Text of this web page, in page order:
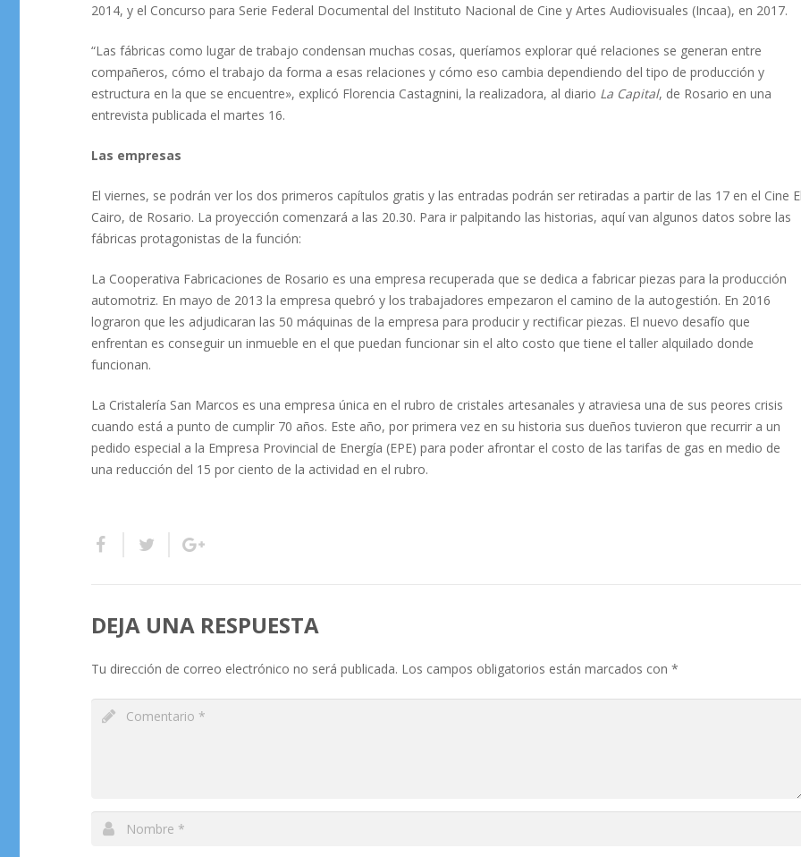
2014, y el Concurso para Serie Federal Documental del Instituto Nacional de Cine y Artes Audiovisuales (Incaa), en 2017.
“Las fábricas como lugar de trabajo condensan muchas cosas, queríamos explorar qué relaciones se generan entre
compañeros, cómo el trabajo da forma a esas relaciones y cómo eso cambia dependiendo del tipo de producción y
estructura en la que se encuentre», explicó Florencia Castagnini, la realizadora, al diario La Capital, de Rosario en una
entrevista publicada el martes 16.
Las empresas
El viernes, se podrán ver los dos primeros capítulos gratis y las entradas podrán ser retiradas a partir de las 17 en el Cine
Cairo, de Rosario. La proyección comenzará a las 20.30. Para ir palpitando las historias, aquí van algunos datos sobre las
fábricas protagonistas de la función:
La Cooperativa Fabricaciones de Rosario es una empresa recuperada que se dedica a fabricar piezas para la producción
automotriz. En mayo de 2013 la empresa quebró y los trabajadores empezaron el camino de la autogestión. En 2016
lograron que les adjudicaran las 50 máquinas de la empresa para producir y rectificar piezas. El nuevo desafío que
enfrentan es conseguir un inmueble en el que puedan funcionar sin el alto costo que tiene el taller alquilado donde
funcionan.
La Cristalería San Marcos es una empresa única en el rubro de cristales artesanales y atraviesa una de sus peores crisis
cuando está a punto de cumplir 70 años. Este año, por primera vez en su historia sus dueños tuvieron que recurrir a un
pedido especial a la Empresa Provincial de Energía (EPE) para poder afrontar el costo de las tarifas de gas en medio de
una reducción del 15 por ciento de la actividad en el rubro.
DEJA UNA RESPUESTA
Tu dirección de correo electrónico no será publicada. Los campos obligatorios están marcados con *